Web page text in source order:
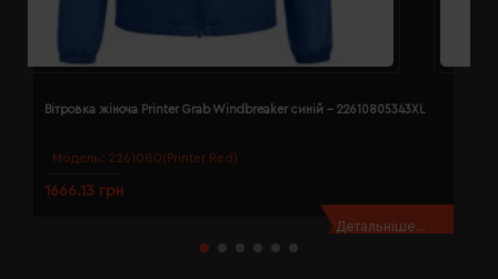
Модель: 2261080(Printer Red)
Вітровка жіноча Printer Grab Windbreaker синій - 22610805343XL
1666.13 грн
Детальніше...